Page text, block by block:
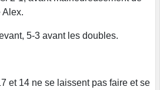
Alex.
5-3 avant les doubles.
et 14 ne se laissent pas faire et se